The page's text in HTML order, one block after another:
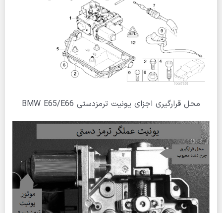
محل قرارگیری اجزای یونیت ترمزدستی BMW E65/E66